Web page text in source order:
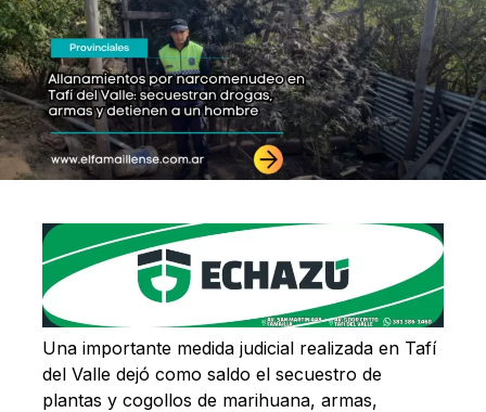
Una importante medida judicial realizada en Tafí
del Valle dejó como saldo el secuestro de
plantas y cogollos de marihuana, armas,